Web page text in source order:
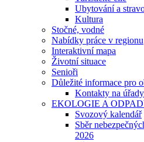
Ubytování a
Kultura
Stočné, vodné
Nabídky práce v regionu
Interaktivní mapa
Životní situace
Senioři
Důležité informace pro
Kontakty na
EKOLOGIE A
Svozový kalendář
Sběr
2026